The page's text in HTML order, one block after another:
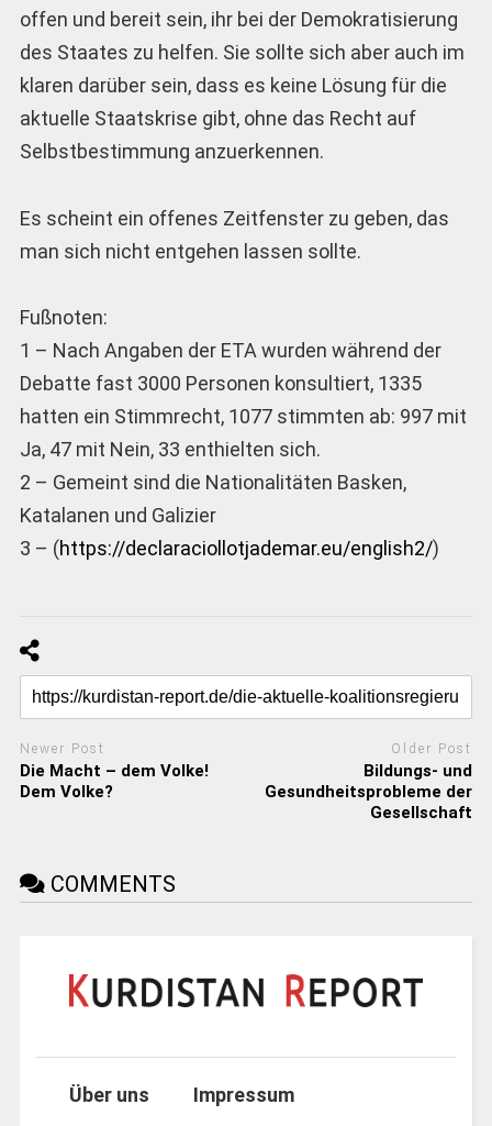
offen und bereit sein, ihr bei der Demokratisierung
des Staates zu helfen. Sie sollte sich aber auch im
klaren darüber sein, dass es keine Lösung für die
aktuelle Staatskrise gibt, ohne das Recht auf
Selbstbestimmung anzuerkennen.
Es scheint ein offenes Zeitfenster zu geben, das
man sich nicht entgehen lassen sollte.
Fußnoten:
1 – Nach Angaben der ETA wurden während der
Debatte fast 3000 Personen konsultiert, 1335
hatten ein Stimmrecht, 1077 stimmten ab: 997 mit
Ja, 47 mit Nein, 33 enthielten sich.
2 – Gemeint sind die Nationalitäten Basken,
Katalanen und Galizier
3 – (https://declaraciollotjademar.eu/english2/)
Newer Post
Die Macht – dem Volke!
Dem Volke?
Older Post
Bildungs- und
Gesundheitsprobleme der
Gesellschaft
COMMENTS
Über uns
Impressum